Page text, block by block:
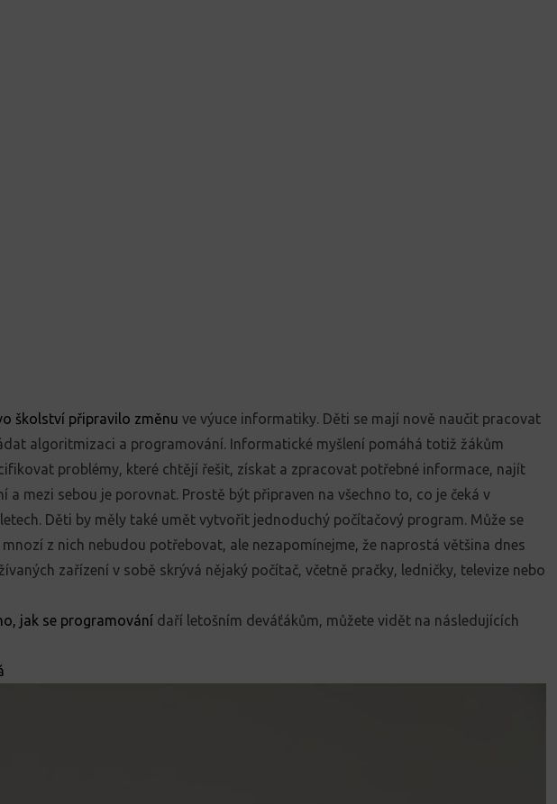
školství připravilo změnu ve výuce informatiky. Děti se mají nově naučit pracovat
algoritmizaci a programování. Informatické myšlení pomáhá totiž žákům
problémy, které chtějí řešit, získat a zpracovat potřebné informace, najít
a mezi sebou je porovnat. Prostě být připraven na všechno to, co je čeká v
Děti by měl y také umět vytvořit jednoduchý počítačový program. Může se
z nich nebudou potřebovat, ale nezapomínejme, že naprostá většina dnes
zařízení v sobě skrývá nějaký počítač, včetně pračky, ledničky, televize nebo
jak se programování daří letošním deváťákům, můžete vidět na následujících